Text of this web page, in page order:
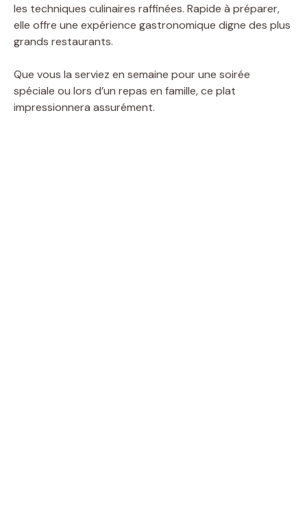
les techniques culinaires raffinées. Rapide à préparer,
elle offre une expérience gastronomique digne des plus
grands restaurants.
Que vous la serviez en semaine pour une soirée
spéciale ou lors d’un repas en famille, ce plat
impressionnera assurément.